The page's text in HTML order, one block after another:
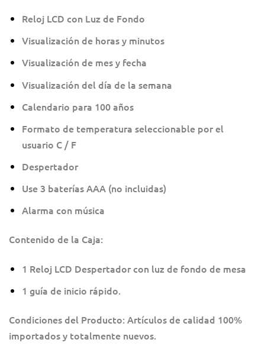
Reloj LCD con Luz de Fondo
Visualización de horas y minutos
Visualización de mes y fecha
Visualización del día de la semana
Calendario para 100 años
Formato de temperatura seleccionable por el
usuario C / F
Despertador
Use 3 baterías AAA (no incluidas)
Alarma con música
Contenido de la Caja:
1 Reloj LCD Despertador con luz de fondo de mesa
1 guía de inicio rápido.
Condiciones del Producto: Artículos de calidad 100%
importados y totalmente nuevos.